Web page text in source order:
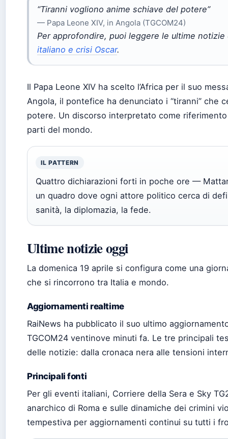
“Tiranni vogliono anime schiave del potere”
— Papa Leone XIV, in Angola (TGCOM24)
Per approfondire, puoi leggere le ultime
italiano e crisi Oscar.
Il Papa Leone XIV ha scelto l’Africa per il suo
Angola, il pontefice ha denunciato i “tiranni” che
potere. Un discorso interpretato come
parti del mondo.
IL PATTERN
Quattro dichiarazioni forti in poche ore —
un quadro dove ogni attore politico cerca di
sanità, la diplomazia, la fede.
Ultime notizie oggi
La domenica 19 aprile si configura come una
che si rincorrono tra Italia e mondo.
Aggiornamenti realtime
RaiNews ha pubblicato il suo ultimo
TGCOM24 ventinove minuti fa. Le tre principali
delle notizie: dalla cronaca nera alle tensioni
Principali fonti
Per gli eventi italiani, Corriere della Sera e Sky
anarchico di Roma e sulle dinamiche dei crimini
tempestiva per aggiornamenti continui su tutti i